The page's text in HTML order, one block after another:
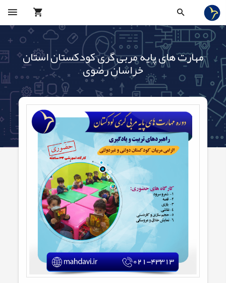
مهارت های پایه مربی گری کودکستان استان
خراسان رضوی